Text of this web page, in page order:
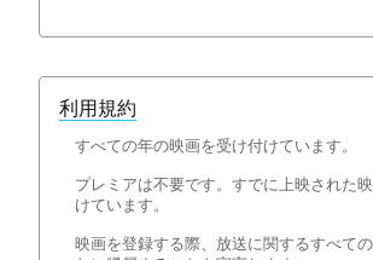
利用規約
すべての年の映画を受け付けています。
プレミアは不要です。すでに上映された
けています。
映画を登録する際、放送に関するすべて